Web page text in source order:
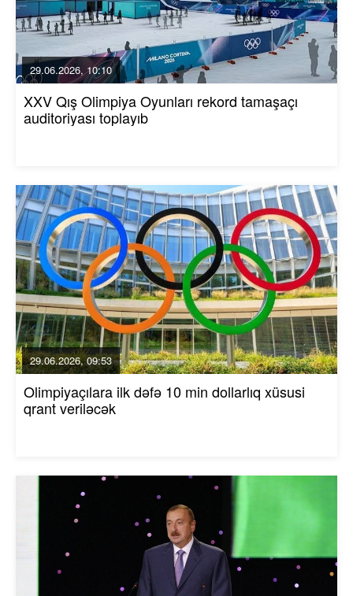
29.06.2026, 10:10
XXV Qış Olimpiya Oyunları rekord tamaşaçı
auditoriyası toplayıb
29.06.2026, 09:53
Olimpiyaçılara ilk dəfə 10 min dollarlıq xüsusi
qrant veriləcək